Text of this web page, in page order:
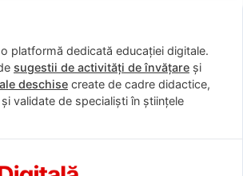
platformă dedicată educației digitale.
sugestii de activități de învățare și
deschise create de cadre didactice,
validate de specialiști în științele